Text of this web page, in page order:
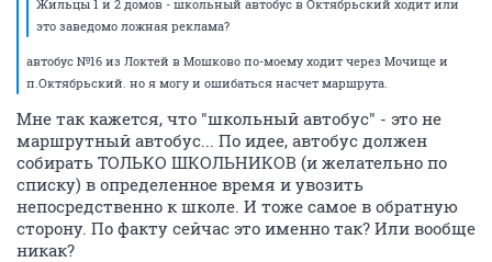
Жильцы 1 и 2 домов - школьный автобус в Октябрьский ходит или
это заведомо ложная реклама?
автобус №16 из Локтей в Мошково по-моему ходит через Мочище и
п.Октябрьский. но я могу и ошибаться насчет маршрута.
Мне так кажется, что "школьный автобус" - это не
маршрутный автобус... По идее, автобус должен
собирать ТОЛЬКО ШКОЛЬНИКОВ (и желательно по
списку) в определенное время и увозить
непосредственно к школе. И тоже самое в обратную
сторону. По факту сейчас это именно так? Или вообще
никак?